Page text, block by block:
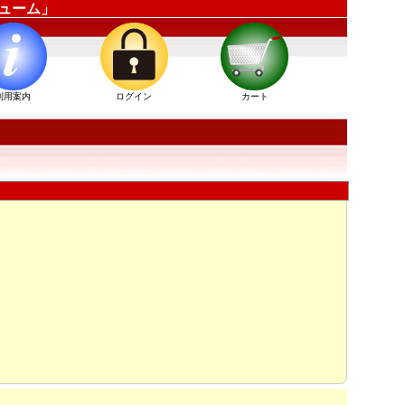
ーム」
用案内 ログイン カート